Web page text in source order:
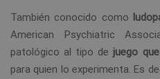
También conocido como
American Psychiatric
patológico al tipo de juego
para quien lo experimenta. Es